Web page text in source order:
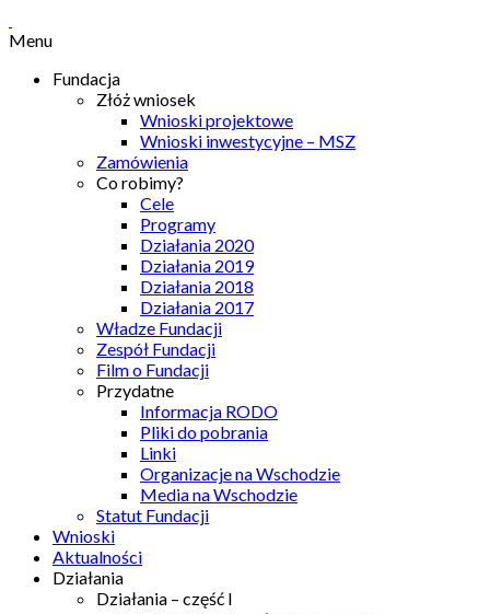
Menu
Fundacja
Złóż wniosek
Wnioski projektowe
Wnioski inwestycyjne – MSZ
Zamówienia
Co robimy?
Cele
Programy
Działania 2020
Działania 2019
Działania 2018
Działania 2017
Władze Fundacji
Zespół Fundacji
Film o Fundacji
Przydatne
Informacja RODO
Pliki do pobrania
Linki
Organizacje na Wschodzie
Media na Wschodzie
Statut Fundacji
Wnioski
Aktualności
Działania
Działania – część I